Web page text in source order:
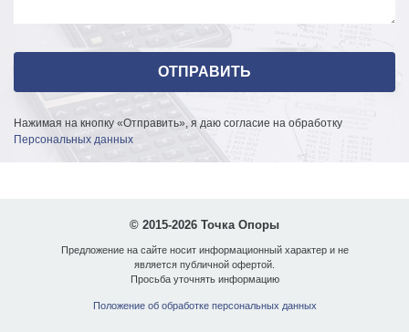
Нажимая на кнопку «Отправить», я даю согласие на обработку
Персональных данных
© 2015-2026 Точка Опоры
Предложение на сайте носит информационный характер и не
является публичной офертой.
Просьба уточнять информацию
Положение об обработке персональных данных